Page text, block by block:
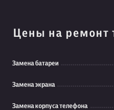
Цены на ремонт
Замена батареи
Замена экрана
Замена корпуса телефона